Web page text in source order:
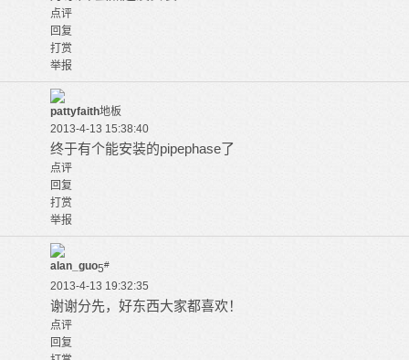
点评
回复
打赏
举报
pattyfaith地板
2013-4-13 15:38:40
终于有个能安装的pipephase了
点评
回复
打赏
举报
alan_guo5#
2013-4-13 19:32:35
谢谢分先，好东西大家都喜欢！
点评
回复